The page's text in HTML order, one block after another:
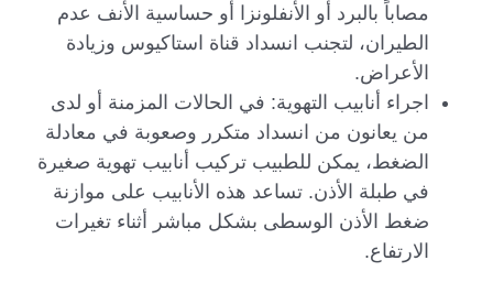
مصاباً بالبرد أو الأنفلونزا أو حساسية الأنف عدم
الطيران، لتجنب انسداد قناة استاكيوس وزيادة
الأعراض.
اجراء أنابيب التهوية: في الحالات المزمنة أو لدى
من يعانون من انسداد متكرر وصعوبة في معادلة
الضغط، يمكن للطبيب تركيب أنابيب تهوية صغيرة
في طبلة الأذن. تساعد هذه الأنابيب على موازنة
ضغط الأذن الوسطى بشكل مباشر أثناء تغيرات
الارتفاع.